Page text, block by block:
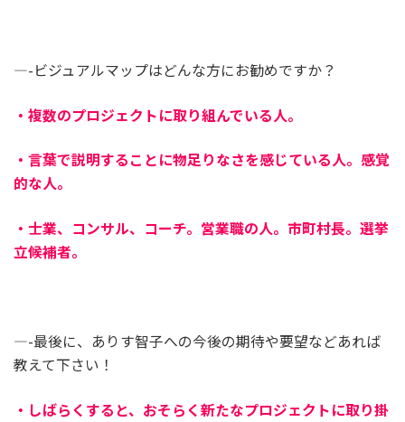
—-ビジュアルマップはどんな方にお勧めですか？
・複数のプロジェクトに取り組んでいる人。
・言葉で説明することに物足りなさを感じている人。感覚
的な人。
・士業、コンサル、コーチ。営業職の人。市町村長。選挙
立候補者。
—-最後に、ありす智子への今後の期待や要望などあれば
教えて下さい！
・しばらくすると、おそらく新たなプロジェクトに取り掛